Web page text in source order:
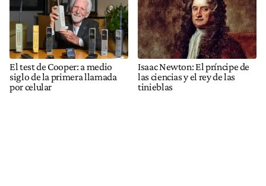
El test de Cooper: a medio
siglo de la primera llamada
por celular
Isaac Newton: El príncipe de
las ciencias y el rey de las
tinieblas